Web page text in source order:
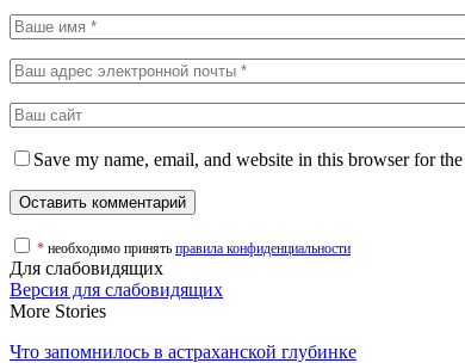
Save my name, email, and website in this browser for
* необходимо принять правила конфиденциальности
Для слабовидящих
Версия для слабовидящих
More Stories
Что запомнилось в астраханской глубинке